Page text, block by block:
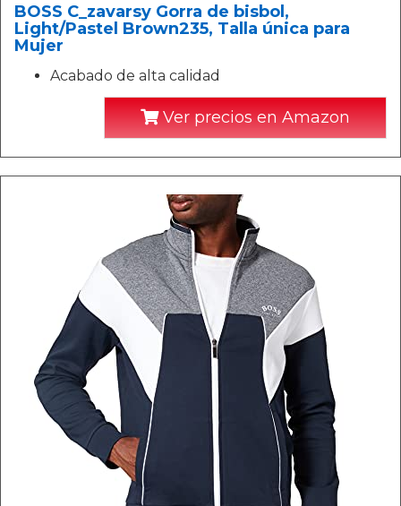
BOSS C_zavarsy Gorra de bisbol,
Light/Pastel Brown235, Talla única para
Mujer
Acabado de alta calidad
Ver precios en Amazon